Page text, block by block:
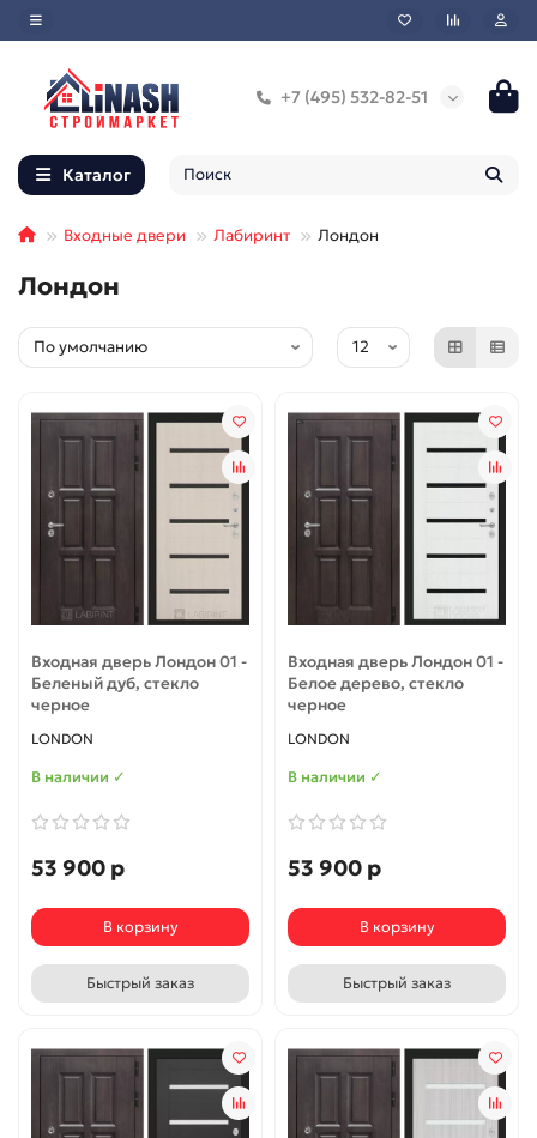
+7 (495) 532-82-51
Каталог
Входные двери Лабиринт Лондон
Лондон
Входная дверь Лондон 01 -
Беленый дуб, стекло
черное
LONDON
В наличии ✓
53 900 р
В корзину
Быстрый заказ
Входная дверь Лондон 01 -
Белое дерево, стекло
черное
LONDON
В наличии ✓
53 900 р
В корзину
Быстрый заказ